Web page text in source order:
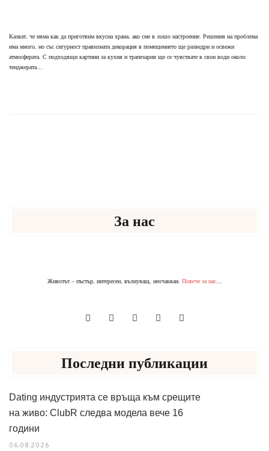
Казват, че няма как да приготвим вкусна храна, ако сме в лошо настроение. Решения на проблема
има много, но със сигурност правилната декорация в помещението ще разведри и освежи
атмосферата. С подходящи картини за кухня и трапезария ще се чувствате в свои води около
тенджерата…
За нас
Животът – пъстър, интересен, вълнуващ, неочакван. Повече за нас…
Последни публикации
Dating индустрията се връща към срещите
на живо: ClubR следва модела вече 16
години
06.08.2026